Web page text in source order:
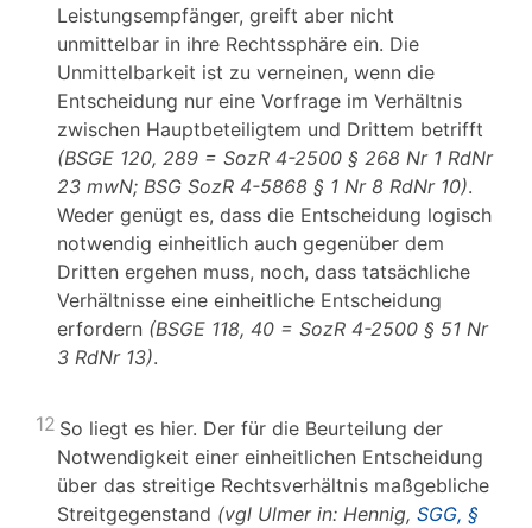
Leistungsempfänger, greift aber nicht
unmittelbar in ihre Rechtssphäre ein. Die
Unmittelbarkeit ist zu verneinen, wenn die
Entscheidung nur eine Vorfrage im Verhältnis
zwischen Hauptbeteiligtem und Drittem betrifft
(BSGE 120, 289 = SozR 4-2500 § 268 Nr 1 RdNr
23 mwN; BSG SozR 4-5868 § 1 Nr 8 RdNr 10).
Weder genügt es, dass die Entscheidung logisch
notwendig einheitlich auch gegenüber dem
Dritten ergehen muss, noch, dass tatsächliche
Verhältnisse eine einheitliche Entscheidung
erfordern (BSGE 118, 40 = SozR 4-2500 § 51 Nr
3 RdNr 13).
12 So liegt es hier. Der für die Beurteilung der
Notwendigkeit einer einheitlichen Entscheidung
über das streitige Rechtsverhältnis maßgebliche
Streitgegenstand (vgl Ulmer in: Hennig, SGG, §